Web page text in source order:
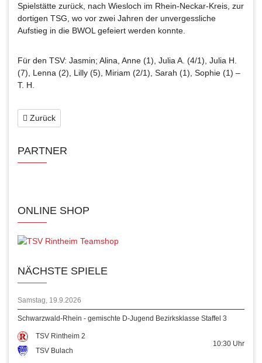
Spielstätte zurück, nach Wiesloch im Rhein-Neckar-Kreis, zur
dortigen TSG, wo vor zwei Jahren der unvergessliche
Aufstieg in die BWOL gefeiert werden konnte.
Für den TSV: Jasmin; Alina, Anne (1), Julia A. (4/1), Julia H.
(7), Lenna (2), Lilly (5), Miriam (2/1), Sarah (1), Sophie (1) –
T. H.
Zurück
PARTNER
ONLINE SHOP
NÄCHSTE SPIELE
Samstag, 19.9.2026
Schwarzwald-Rhein - gemischte D-Jugend Bezirksklasse Staffel 3
TSV Rintheim 2
TSV Bulach
10:30 Uhr